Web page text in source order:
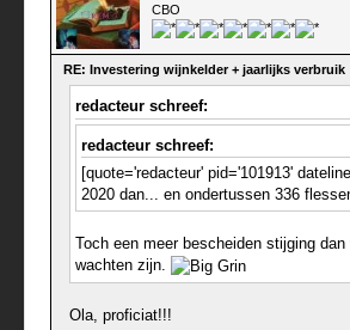
CBO
RE: Investering wijnkelder + jaarlijks verbruik
redacteur schreef:
redacteur schreef:
[quote='redacteur' pid='101913'
2020 dan... en ondertussen 336
Toch een meer bescheiden stijging
wachten zijn.
Ola, proficiat!!!